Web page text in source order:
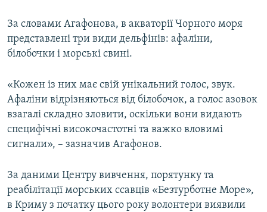
За словами Агафонова, в акваторії Чорного моря
представлені три види дельфінів: афаліни,
білобочки і морські свині.
«Кожен із них має свій унікальний голос, звук.
Афаліни відрізняються від білобочок, а голос азовок
взагалі складно зловити, оскільки вони видають
специфічні високочастотні та важко вловимі
сигнали», – зазначив Агафонов.
За даними Центру вивчення, порятунку та
реабілітації морських ссавців «Безтурботне Море»,
в Криму з початку цього року волонтери виявили